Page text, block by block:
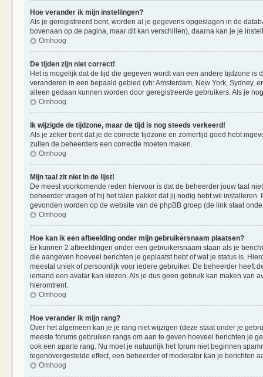
Hoe verander ik mijn instellingen?
Als je geregistreerd bent, worden al je gegevens opgeslagen in de
bovenaan op de pagina, maar dit kan verschillen), daarna kan je je
Omhoog
De tijden zijn niet correct!
Het is mogelijk dat de tijd die gegeven wordt van een andere tijdzone
veranderen in een bepaald gebied (vb: Amsterdam, New York, Sydney,
alleen gedaan kunnen worden door geregistreerde gebruikers. Als je
Omhoog
Ik wijzigde de tijdzone, maar de tijd is nog steeds verkeerd!
Als je zeker bent dat je de correcte tijdzone en zomertijd goed hebt
zullen de beheerders een correctie moeten maken.
Omhoog
Mijn taal zit niet in de lijst!
De meest voorkomende reden hiervoor is dat de beheerder jouw taal
beheerder vragen of hij het talen pakket dat jij nodig hebt wil
gevonden worden op de website van de phpBB groep (de link staat
Omhoog
Hoe kan ik een afbeelding onder mijn gebruikersnaam plaatsen?
Er kunnen 2 afbeeldingen onder een gebruikersnaam staan als je
die aangeven hoeveel berichten je geplaatst hebt of wat je status is.
meestal uniek of persoonlijk voor iedere gebruiker. De beheerder heeft
iemand een avatar kan kiezen. Als je dus geen gebruik kan maken van
hieromtrent.
Omhoog
Hoe verander ik mijn rang?
Over het algemeen kan je je rang niet wijzigen (deze staat onder je
meeste forums gebruiken rangs om aan te geven hoeveel berichten je
ook een aparte rang. Nu moet je natuurlijk het forum niet beginnen
tegenovergestelde effect, een beheerder of moderator kan je berichten
Omhoog